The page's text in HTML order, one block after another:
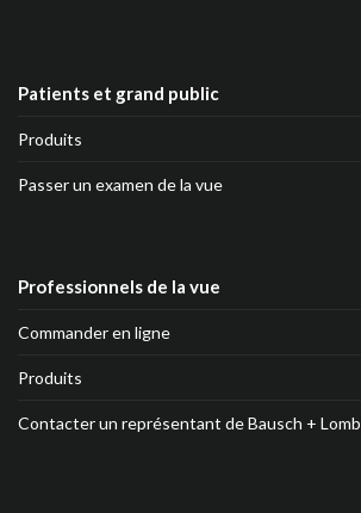
Patients et grand public
Produits
Passer un examen de la vue
Professionnels de la vue
Commander en ligne
Produits
Contacter un représentant de Bausch + Lomb